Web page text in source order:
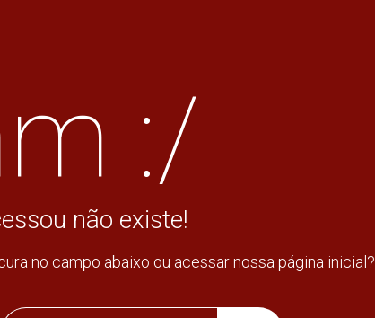
:/
não existe!
no campo abaixo ou acessar nossa página inicial?